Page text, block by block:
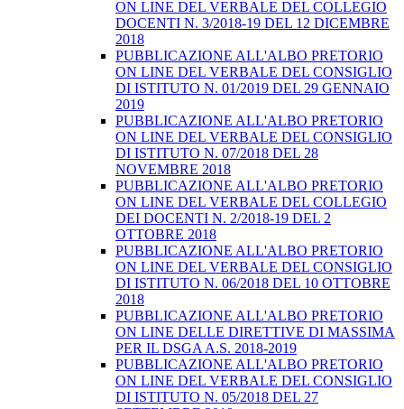
ON LINE DEL VERBALE DEL COLLEGIO
DOCENTI N. 3/2018-19 DEL 12 DICEMBRE
2018
PUBBLICAZIONE ALL'ALBO PRETORIO
ON LINE DEL VERBALE DEL CONSIGLIO
DI ISTITUTO N. 01/2019 DEL 29 GENNAIO
2019
PUBBLICAZIONE ALL'ALBO PRETORIO
ON LINE DEL VERBALE DEL CONSIGLIO
DI ISTITUTO N. 07/2018 DEL 28
NOVEMBRE 2018
PUBBLICAZIONE ALL'ALBO PRETORIO
ON LINE DEL VERBALE DEL COLLEGIO
DEI DOCENTI N. 2/2018-19 DEL 2
OTTOBRE 2018
PUBBLICAZIONE ALL'ALBO PRETORIO
ON LINE DEL VERBALE DEL CONSIGLIO
DI ISTITUTO N. 06/2018 DEL 10 OTTOBRE
2018
PUBBLICAZIONE ALL'ALBO PRETORIO
ON LINE DELLE DIRETTIVE DI MASSIMA
PER IL DSGA A.S. 2018-2019
PUBBLICAZIONE ALL'ALBO PRETORIO
ON LINE DEL VERBALE DEL CONSIGLIO
DI ISTITUTO N. 05/2018 DEL 27